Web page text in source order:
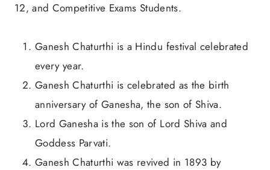
12, and Competitive Exams Students.
Ganesh Chaturthi is a Hindu festival celebrated
every year.
Ganesh Chaturthi is celebrated as the birth
anniversary of Ganesha, the son of Shiva.
Lord Ganesha is the son of Lord Shiva and
Goddess Parvati.
Ganesh Chaturthi was revived in 1893 by